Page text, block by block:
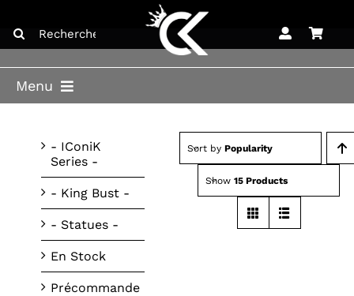
content
for:
Menu
BOUTIQUE
LICENCES
CONTACT
- IConiK
Series -
- King Bust -
- Statues -
En Stock
Précommande
Sort by Popularity
Show15 Products